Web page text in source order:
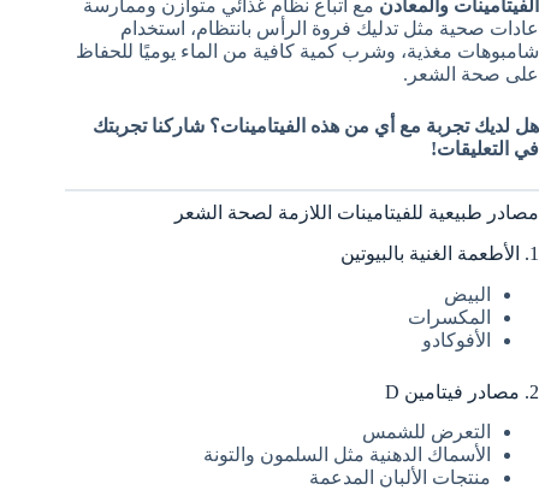
الفيتامينات والمعادن مع اتباع نظام غذائي متوازن وممارسة
عادات صحية مثل تدليك فروة الرأس بانتظام، استخدام
شامبوهات مغذية، وشرب كمية كافية من الماء يوميًا للحفاظ
على صحة الشعر.
هل لديك تجربة مع أي من هذه الفيتامينات؟ شاركنا تجربتك
في التعليقات!
مصادر طبيعية للفيتامينات اللازمة لصحة الشعر
1. الأطعمة الغنية بالبيوتين
البيض
المكسرات
الأفوكادو
2. مصادر فيتامين D
التعرض للشمس
الأسماك الدهنية مثل السلمون والتونة
منتجات الألبان المدعمة